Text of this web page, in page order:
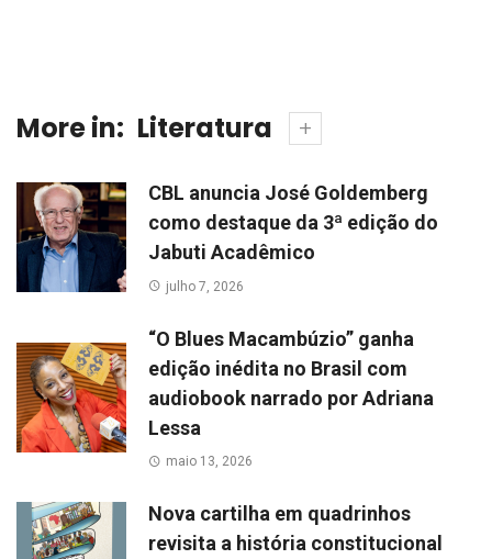
More in: Literatura
CBL anuncia José Goldemberg
como destaque da 3ª edição do
Jabuti Acadêmico
julho 7, 2026
“O Blues Macambúzio” ganha
edição inédita no Brasil com
audiobook narrado por Adriana
Lessa
maio 13, 2026
Nova cartilha em quadrinhos
revisita a história constitucional